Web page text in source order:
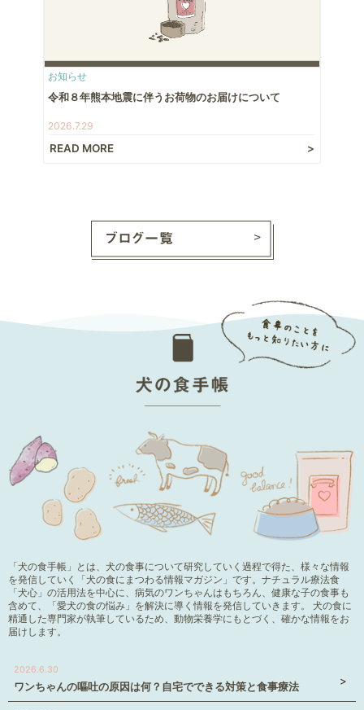
お知らせ
令和８年熊本地震に伴うお荷物のお届けについて
2026.7.29
READ MORE
「犬の食手帳」とは、犬の食事について研究していく過程で得た、様々な情報
を発信していく「犬の食にまつわる情報マガジン」です。ナチュラル療法食
「犬心」の活用法を中心に、病気のワンちゃんはもちろん、健康な子の食事も
含めて、「愛犬の食の悩み」を解決に導く情報を発信していきます。 犬の食に
精通した専門家が執筆しているため、動物栄養学にもとづく、確かな情報をお
届けします。
2026.6.30
ワンちゃんの嘔吐の原因は何？自宅でできる対策と食事療法